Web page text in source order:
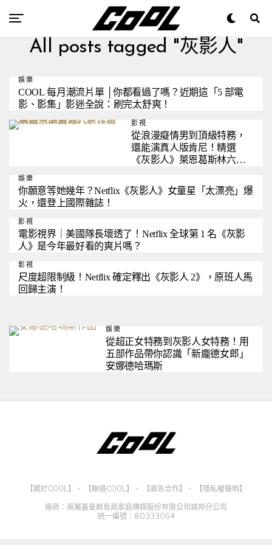
All posts tagged "灰影人"
娛樂
COOL 每月潮流片單 │你都看過了嗎？近期這「5 部電
影、影集」影迷全說：刷完太舒爽！
影視
從浪漫癡情男到頂級特務，
還能演真人版肯尼！精選
《灰影人》萊恩葛斯林六部
你》、《銀翼殺手 2049》….
娛樂
你願意等她幾年？Netflix《灰影人》女童星「太漂亮」爆
火，還登上國際雜誌！
影視
電影視界｜美國隊長壞透了！Netflix 全球第 1 名《灰影
人》是今年最好看的爽片嗎？
影視
尺度超限制級！Netflix 確定釋出《灰影人 2》，原班人馬
回歸主演！
娛樂
從超正女特務到灰影人女特務！用
五部作品帶你認識「新龐德女郎」
安娜德哈瑪斯
【關於COOL】 、 【聯絡COOL】 、 【廣告合作】 、
【隱私權聲明】
廠商：英屬蓋曼群島商家庭傳媒股份有限公司城邦分公司
統一編號：80333064